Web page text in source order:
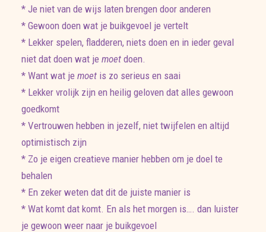
* Je niet van de wijs laten brengen door anderen
* Gewoon doen wat je buikgevoel je vertelt
* Lekker spelen, fladderen, niets doen en in ieder geval
niet dat doen wat je moet doen.
* Want wat je moet is zo serieus en saai
* Lekker vrolijk zijn en heilig geloven dat alles gewoon
goedkomt
* Vertrouwen hebben in jezelf, niet twijfelen en altijd
optimistisch zijn
* Zo je eigen creatieve manier hebben om je doel te
behalen
* En zeker weten dat dit de juiste manier is
* Wat komt dat komt. En als het morgen is…. dan luister
je gewoon weer naar je buikgevoel